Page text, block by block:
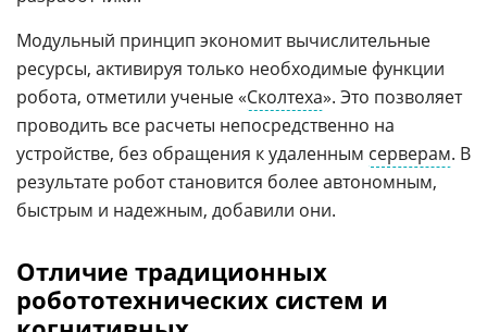
Модульный принцип экономит вычислительные
ресурсы, активируя только необходимые функции
робота, отметили ученые «Сколтеха». Это позволяет
проводить все расчеты непосредственно на
устройстве, без обращения к удаленным серверам. В
результате робот становится более автономным,
быстрым и надежным, добавили они.
Отличие традиционных
робототехнических систем и